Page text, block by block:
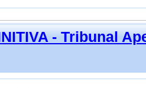
- Tribunal